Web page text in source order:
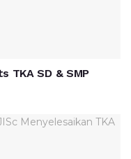
TKA SD & SMP